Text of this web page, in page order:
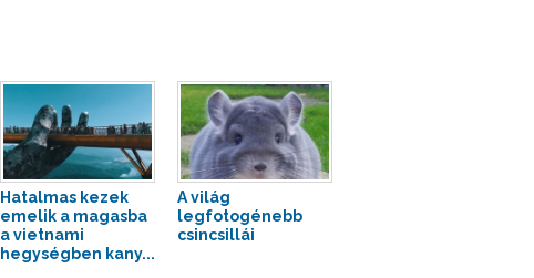
Hatalmas kezek
emelik a magasba
a vietnami
hegységben kany...
A világ
legfotogénebb
csincsillái